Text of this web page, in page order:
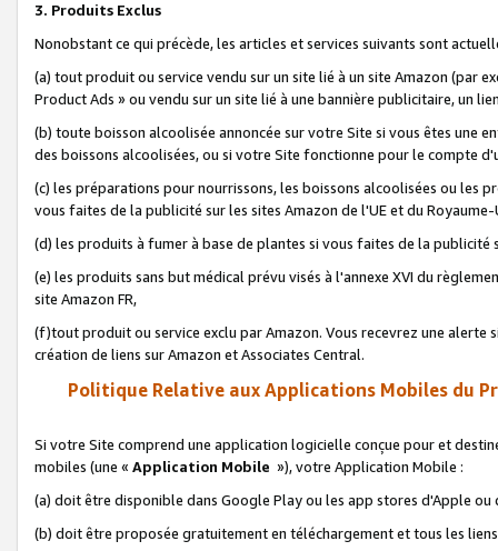
3. Produits Exclus
Nonobstant ce qui précède, les articles et services suivants sont
(a) tout produit ou service vendu sur un site lié à un site Amazon (par
Product Ads » ou vendu sur un site lié à une bannière publicitaire, un
(b) toute boisson alcoolisée annoncée sur votre Site si vous êtes une
des boissons alcoolisées, ou si votre Site fonctionne pour le compte
(c) les préparations pour nourrissons, les boissons alcoolisées ou les
vous faites de la publicité sur les sites Amazon de l'UE et du Royaume-
(d) les produits à fumer à base de plantes si vous faites de la publicité
(e) les produits sans but médical prévu visés à l'annexe XVI du
site Amazon FR,
(f)tout produit ou service exclu par Amazon. Vous recevrez une alerte
création de liens sur Amazon et Associates Central.
Politique Relative aux Applications Mobiles du
Si votre Site comprend une application logicielle conçue pour et
mobiles (une « Application Mobile »), votre Application Mobile :
(a) doit être disponible dans Google Play ou les app stores d'Apple ou
(b) doit être proposée gratuitement en téléchargement et tous les